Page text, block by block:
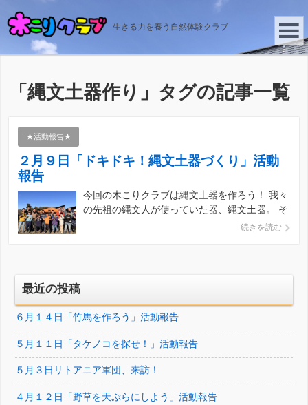
生きる力を養う自然体験クラブ
「縄文土器作り 」タグの記事一覧
★活動報告★
２月９日「ドキドキ！縄文土器づくり」活動
報告
今回の木こりクラブは縄文土器を作ろう！ 我々
の先祖の縄文人が使っていた器、縄文土器。 そ
んな器を粘土と野焼きで実際に作ってみるとい
続きを読む
最近の投稿
６月１４日「竹馬を作ろう」活動報告
５月１１日「タケノコを探せ！」活動報告
５月３日リトアニア軍団、来訪！
４月１２日「野草を天ぷらにしよう」活動報告